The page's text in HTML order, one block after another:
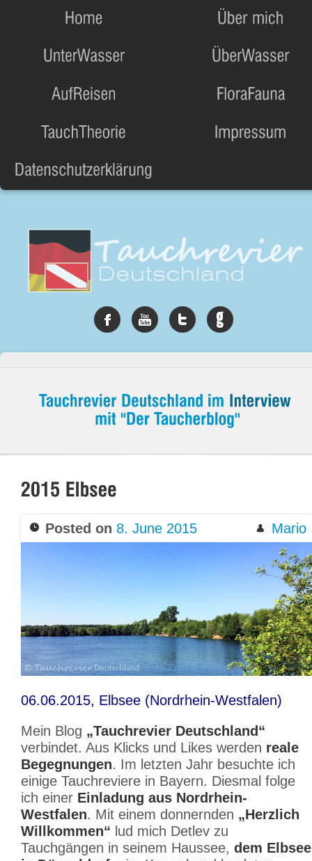
Posted on 8. June 2015 Mario
06.06.2015, Elbsee (Nordrhein-Westfalen)
Mein Blog „Tauchrevier Deutschland“
verbindet. Aus Klicks und Likes werden reale
Begegnungen. Im letzten Jahr besuchte ich
einige Tauchreviere in Bayern. Diesmal folge
ich einer Einladung aus Nordrhein-
Westfalen. Mit einem donnernden „Herzlich
Willkommen“ lud mich Detlev zu
Tauchgängen in seinem Haussee, dem Elbsee